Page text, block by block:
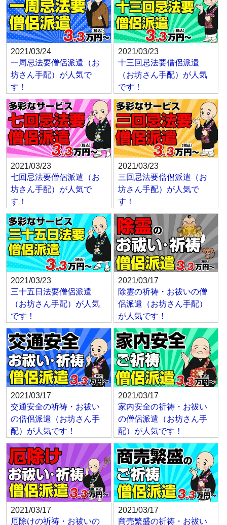
2021/03/24
一周忌法要僧侶派遣（お
坊さん手配）が人気で
す！
2021/03/23
十三回忌法要僧侶派遣
（お坊さん手配）が人気
です！
2021/03/23
七回忌法要僧侶派遣（お
坊さん手配）が人気で
す！
2021/03/23
三回忌法要僧侶派遣（お
坊さん手配）が人気で
す！
2021/03/23
三十五日法要僧侶派遣
（お坊さん手配）が人気
です！
2021/03/17
除霊の祈祷・お祓いの僧
侶派遣（お坊さん手配）
が人気です！
2021/03/17
交通安全の祈祷・お祓い
の僧侶派遣（お坊さん手
配）が人気です！
2021/03/17
家内安全の祈祷・お祓い
の僧侶派遣（お坊さん手
配）が人気です！
2021/03/17
厄除けの祈祷・お祓いの
2021/03/17
商売繁盛の祈祷・お祓い